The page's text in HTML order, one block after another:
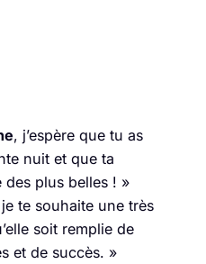
, j’espère que tu as
nuit et que ta
des plus belles ! »
te souhaite une très
soit remplie de
et de succès. »